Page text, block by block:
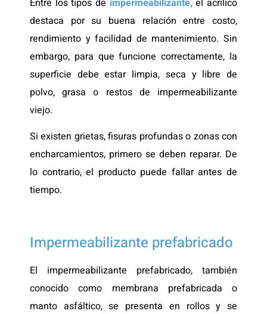
destaca por su buena relación entre costo,
rendimiento y facilidad de mantenimiento. Sin
embargo, para que funcione correctamente, la
superficie debe estar limpia, seca y libre de
polvo, grasa o restos de impermeabilizante
viejo.
Si existen grietas, fisuras profundas o zonas con
encharcamientos, primero se deben reparar. De
lo contrario, el producto puede fallar antes de
tiempo.
Impermeabilizante prefabricado
El impermeabilizante prefabricado, también
conocido como membrana prefabricada o
manto asfáltico, se presenta en rollos y se